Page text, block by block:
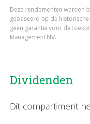
Deze rendementen werden
gebaseerd op de
geen garantie voor de
Management NV.
Dividenden
Dit compartiment